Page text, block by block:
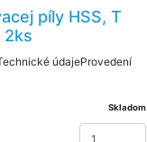
píly HSS, T
2ks
údajeProvedení
Skladom